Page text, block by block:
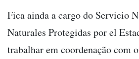
Fica ainda a cargo do Servicio
Naturales Protegidas por el
trabalhar em coordenação com